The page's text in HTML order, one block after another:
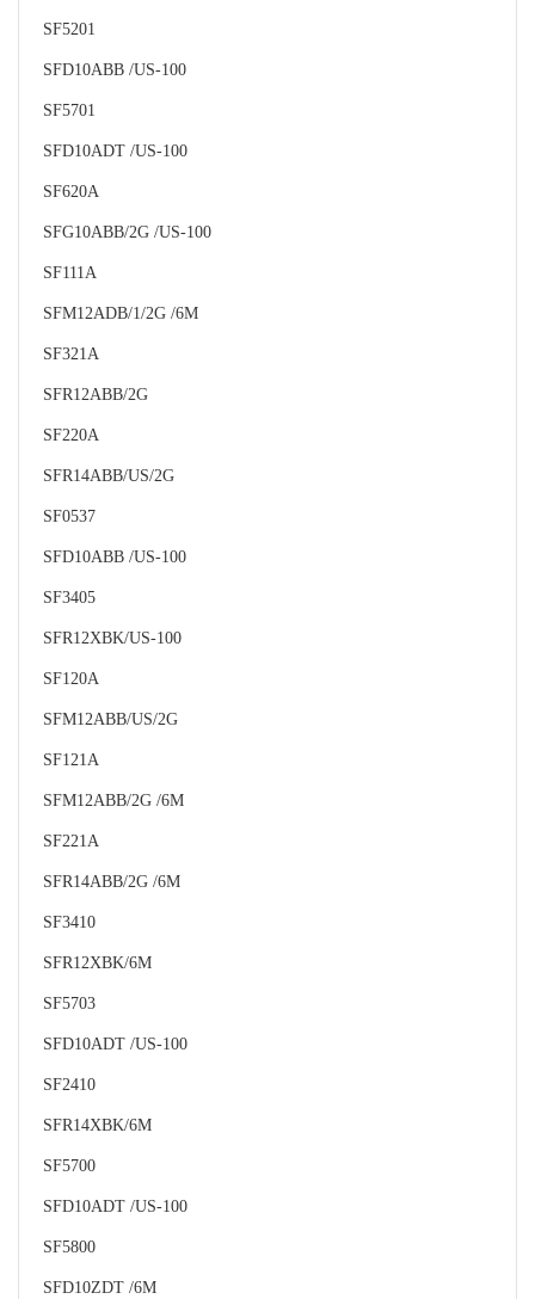
SF5201
SFD10ABB /US-100
SF5701
SFD10ADT /US-100
SF620A
SFG10ABB/2G /US-100
SF111A
SFM12ADB/1/2G /6M
SF321A
SFR12ABB/2G
SF220A
SFR14ABB/US/2G
SF0537
SFD10ABB /US-100
SF3405
SFR12XBK/US-100
SF120A
SFM12ABB/US/2G
SF121A
SFM12ABB/2G /6M
SF221A
SFR14ABB/2G /6M
SF3410
SFR12XBK/6M
SF5703
SFD10ADT /US-100
SF2410
SFR14XBK/6M
SF5700
SFD10ADT /US-100
SF5800
SFD10ZDT /6M